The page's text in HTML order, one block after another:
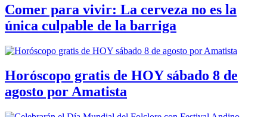
Comer para vivir: La cerveza no es la
única culpable de la barriga
Horóscopo gratis de HOY sábado 8 de
agosto por Amatista